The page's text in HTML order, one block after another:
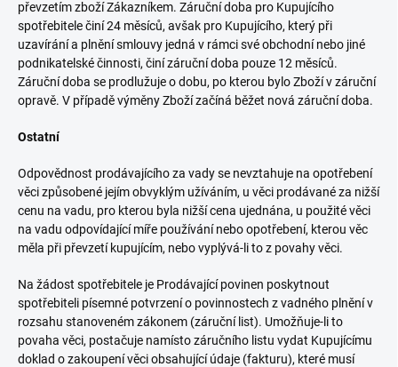
převzetím zboží Zákazníkem. Záruční doba pro Kupujícího
spotřebitele činí 24 měsíců, avšak pro Kupujícího, který při
uzavírání a plnění smlouvy jedná v rámci své obchodní nebo jiné
podnikatelské činnosti, činí záruční doba pouze 12 měsíců.
Záruční doba se prodlužuje o dobu, po kterou bylo Zboží v záruční
opravě. V případě výměny Zboží začíná běžet nová záruční doba.
Ostatní
Odpovědnost prodávajícího za vady se nevztahuje na opotřebení
věci způsobené jejím obvyklým užíváním, u věci prodávané za nižší
cenu na vadu, pro kterou byla nižší cena ujednána, u použité věci
na vadu odpovídající míře používání nebo opotřebení, kterou věc
měla při převzetí kupujícím, nebo vyplývá-li to z povahy věci.
Na žádost spotřebitele je Prodávající povinen poskytnout
spotřebiteli písemné potvrzení o povinnostech z vadného plnění v
rozsahu stanoveném zákonem (záruční list). Umožňuje-li to
povaha věci, postačuje namísto záručního listu vydat Kupujícímu
doklad o zakoupení věci obsahující údaje (fakturu), které musí